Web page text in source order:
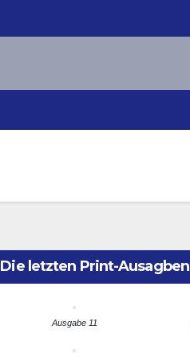
Die letzten Print-Ausagben
Ausgabe 11